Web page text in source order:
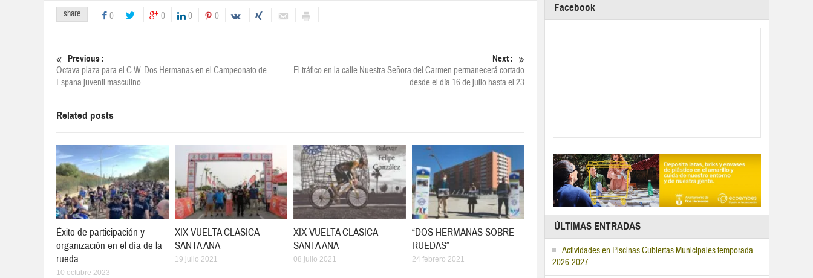
share 0 0 0 0
Previous :
Octava plaza para el C.W. Dos Hermanas en el Campeonato de
España juvenil masculino
Next :
El tráfico en la calle Nuestra Señora del Carmen permanecerá cortado
desde el día 16 de julio hasta el 23
Related posts
Éxito de participación y
organización en el día de la
rueda.
10 octubre 2023
XIX VUELTA CLASICA
SANTA ANA
19 julio 2021
XIX VUELTA CLASICA
SANTA ANA
08 julio 2021
“DOS HERMANAS SOBRE
RUEDAS”
24 febrero 2021
Facebook
ÚLTIMAS ENTRADAS
Actividades en Piscinas Cubiertas Municipales temporada
2026-2027